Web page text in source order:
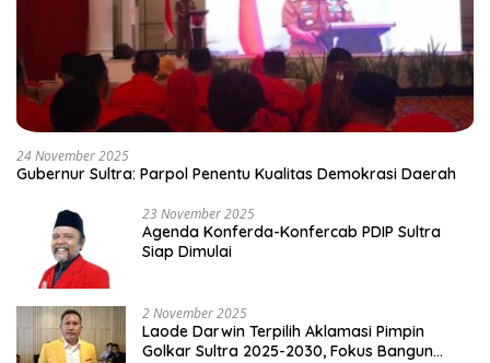
24 November 2025
Gubernur Sultra: Parpol Penentu Kualitas Demokrasi Daerah
23 November 2025
Agenda Konferda-Konfercab PDIP Sultra
Siap Dimulai
2 November 2025
Laode Darwin Terpilih Aklamasi Pimpin
Golkar Sultra 2025-2030, Fokus Bangun